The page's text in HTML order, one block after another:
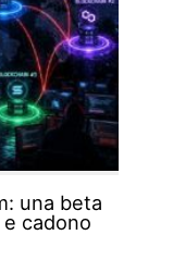
una beta
e cadono